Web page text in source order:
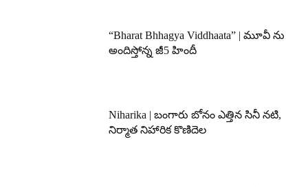
“Bharat Bhhagya Viddhaata” | మూవీ ను
అందిస్తోన్న జీ5 హిందీ
Niharika | బంగారు బోనం ఎత్తిన సినీ నటి,
నిర్మాత నిహారిక కొణిదెల